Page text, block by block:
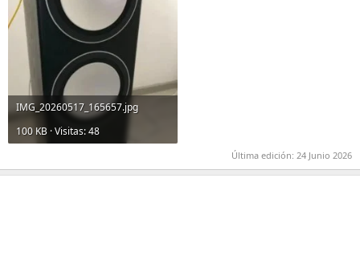
IMG_20260517_165657.jpg
100 KB · Visitas: 48
Última edición: 24 Junio 2026